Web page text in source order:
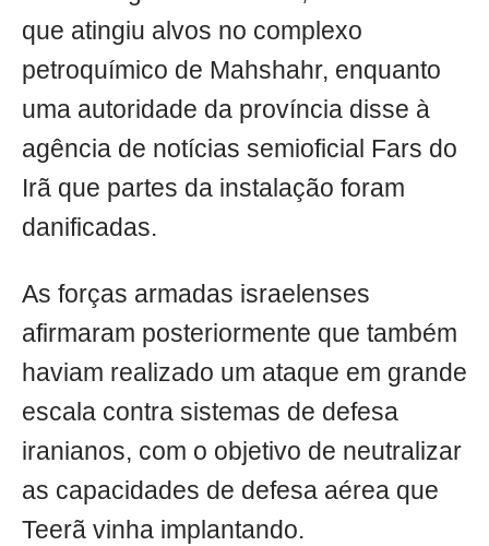
que atingiu alvos no complexo
petroquímico de Mahshahr, enquanto
uma autoridade da província disse à
agência de notícias semioficial Fars do
Irã que partes da instalação foram
danificadas.
As forças armadas israelenses
afirmaram posteriormente que também
haviam realizado um ataque em grande
escala contra sistemas de defesa
iranianos, com o objetivo de neutralizar
as capacidades de defesa aérea que
Teerã vinha implantando.